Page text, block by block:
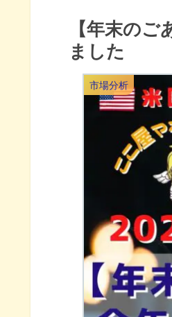
【年末の
ました
市場分析